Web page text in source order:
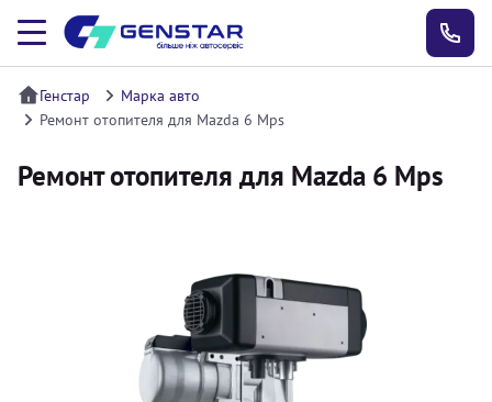
Генстар
Марка авто
Ремонт отопителя для Mazda 6 Mps
Ремонт отопителя для Mazda 6 Mps